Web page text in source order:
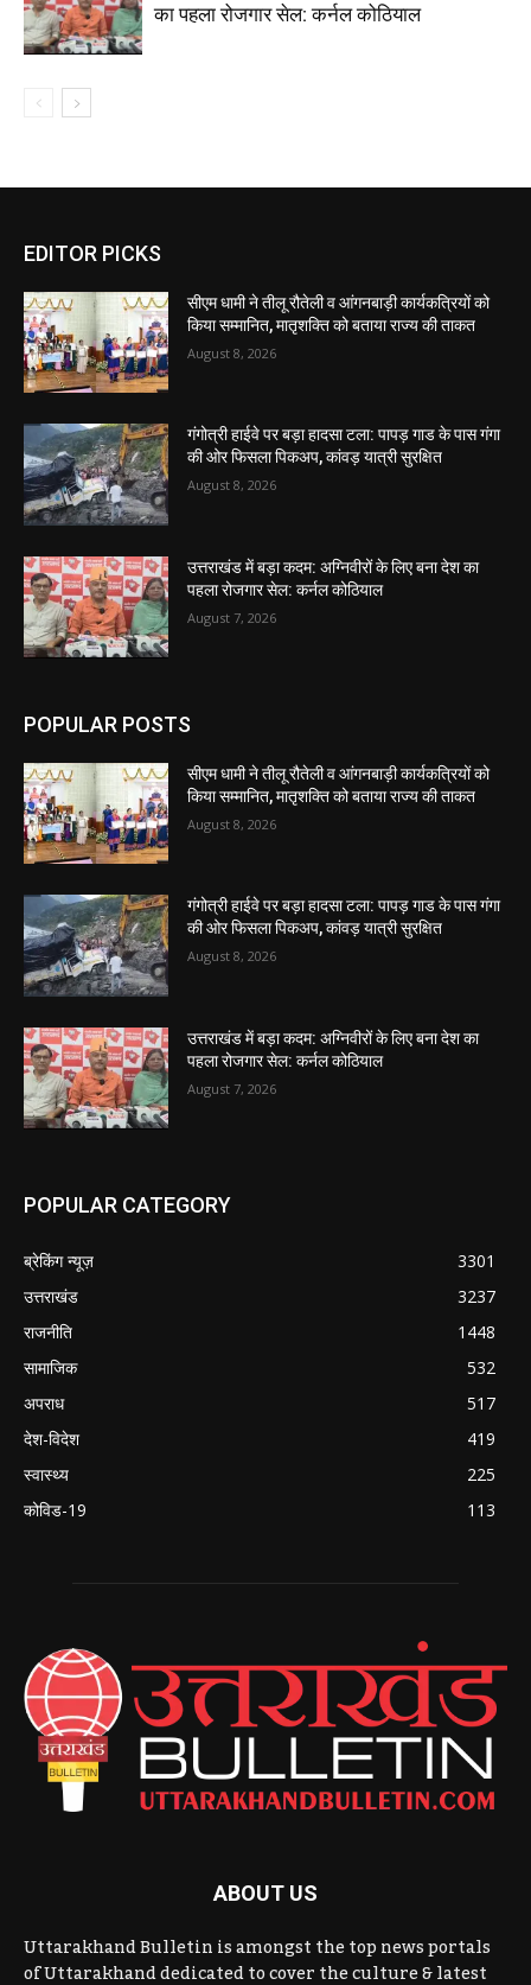
का पहला रोजगार सेल: कर्नल कोठियाल
EDITOR PICKS
सीएम धामी ने तीलू रौतेली व आंगनबाड़ी कार्यकत्रियों को
किया सम्मानित, मातृशक्ति को बताया राज्य की ताकत
August 8, 2026
गंगोत्री हाईवे पर बड़ा हादसा टला: पापड़ गाड के पास गंगा
की ओर फिसला पिकअप, कांवड़ यात्री सुरक्षित
August 8, 2026
उत्तराखंड में बड़ा कदम: अग्निवीरों के लिए बना देश का
पहला रोजगार सेल: कर्नल कोठियाल
August 7, 2026
POPULAR POSTS
सीएम धामी ने तीलू रौतेली व आंगनबाड़ी कार्यकत्रियों को
किया सम्मानित, मातृशक्ति को बताया राज्य की ताकत
August 8, 2026
गंगोत्री हाईवे पर बड़ा हादसा टला: पापड़ गाड के पास गंगा
की ओर फिसला पिकअप, कांवड़ यात्री सुरक्षित
August 8, 2026
उत्तराखंड में बड़ा कदम: अग्निवीरों के लिए बना देश का
पहला रोजगार सेल: कर्नल कोठियाल
August 7, 2026
POPULAR CATEGORY
ब्रेकिंग न्यूज़
3301
उत्तराखंड
3237
राजनीति
1448
सामाजिक
532
अपराध
517
देश-विदेश
419
स्वास्थ्य
225
कोविड-19
113
ABOUT US
Uttarakhand Bulletin is amongst the top news portals
of Uttarakhand dedicated to cover the culture & latest